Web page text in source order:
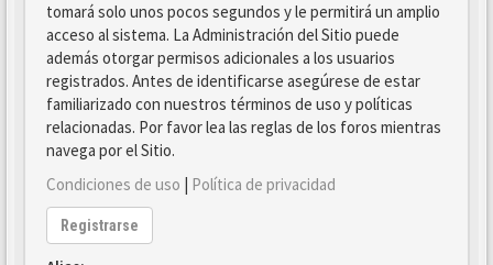
tomará solo unos pocos segundos y le permitirá un amplio
acceso al sistema. La Administración del Sitio puede
además otorgar permisos adicionales a los usuarios
registrados. Antes de identificarse asegúrese de estar
familiarizado con nuestros términos de uso y políticas
relacionadas. Por favor lea las reglas de los foros mientras
navega por el Sitio.
Condiciones de uso | Política de privacidad
Registrarse